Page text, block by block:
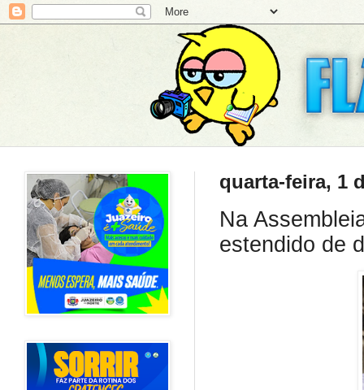
quarta-feira, 1
Na
estendido de